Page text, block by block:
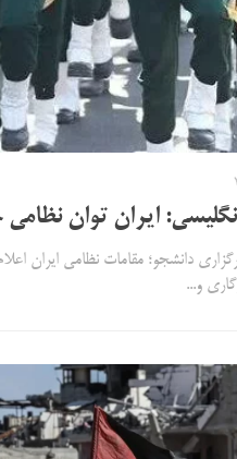
ایران توان
دانشجو؛ مقامات نظامی ایران
و...